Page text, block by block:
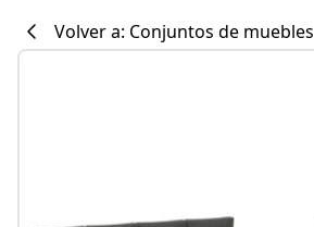
Volver a: Conjuntos de muebles